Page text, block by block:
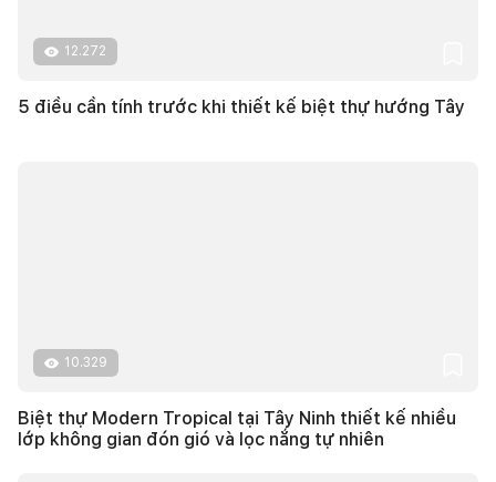
12.272
5 điều cần tính trước khi thiết kế biệt thự hướng Tây
10.329
Biệt thự Modern Tropical tại Tây Ninh thiết kế nhiều
lớp không gian đón gió và lọc nắng tự nhiên